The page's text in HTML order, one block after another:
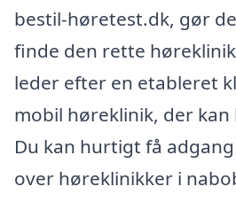
bestil-høretest.dk, gør
finde den rette
leder efter en etableret
mobil høreklinik, der kan
Du kan hurtigt få
over høreklinikker i